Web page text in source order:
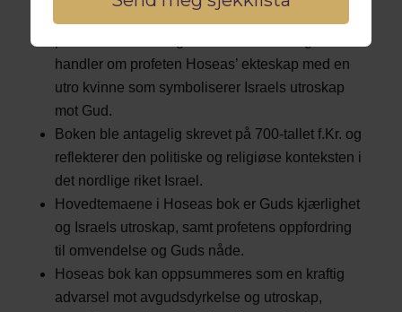
handler om profeten Hoseas’ ekteskap med en
utro kvinne som symboliserer Israels utroskap
mot Gud.
Boken ble antagelig skrevet på 700-tallet f.Kr. og
reflekterer den politiske og religiøse konteksten i
det nordlige riket Israel.
Hovedtemaene i Hoseas bok er Guds kjærlighet
og Israels utroskap, samt profetens oppfordring
til omvendelse og Guds nåde.
Hoseas bok kan oppsummeres som en kraftig
advarsel mot avgudsdyrkelse og utroskap,